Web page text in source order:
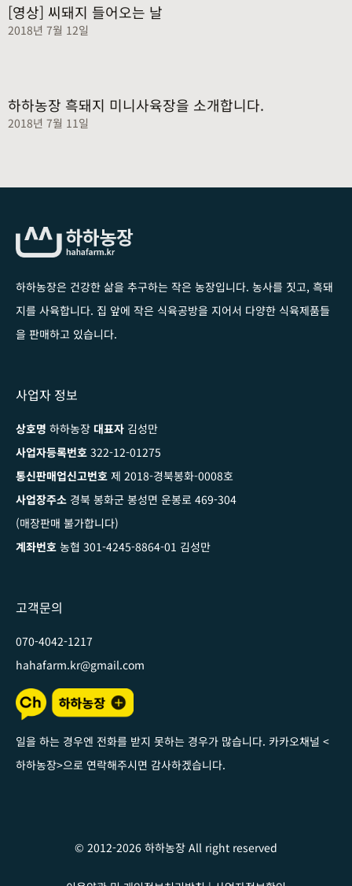
[영상] 씨돼지 들어오는 날
2018년 7월 12일
하하농장 흑돼지 미니사육장을 소개합니다.
2018년 7월 11일
하하농장은 건강한 삶을 추구하는 작은 농장입니다. 농사를 짓고, 흑돼
지를 사육합니다. 집 앞에 작은 식육공방을 지어서 다양한 식육제품들
을 판매하고 있습니다.
사업자 정보
상호명 하하농장 대표자 김성만
사업자등록번호 322-12-01275
통신판매업신고번호 제 2018-경북봉화-0008호
사업장주소 경북 봉화군 봉성면 운봉로 469-304
(매장판매 불가합니다)
계좌번호 농협 301-4245-8864-01 김성만
고객문의
070-4042-1217
hahafarm.kr@gmail.com
일을 하는 경우엔 전화를 받지 못하는 경우가 많습니다. 카카오채널 <
하하농장>으로 연락해주시면 감사하겠습니다.
© 2012-2026 하하농장 All right reserved